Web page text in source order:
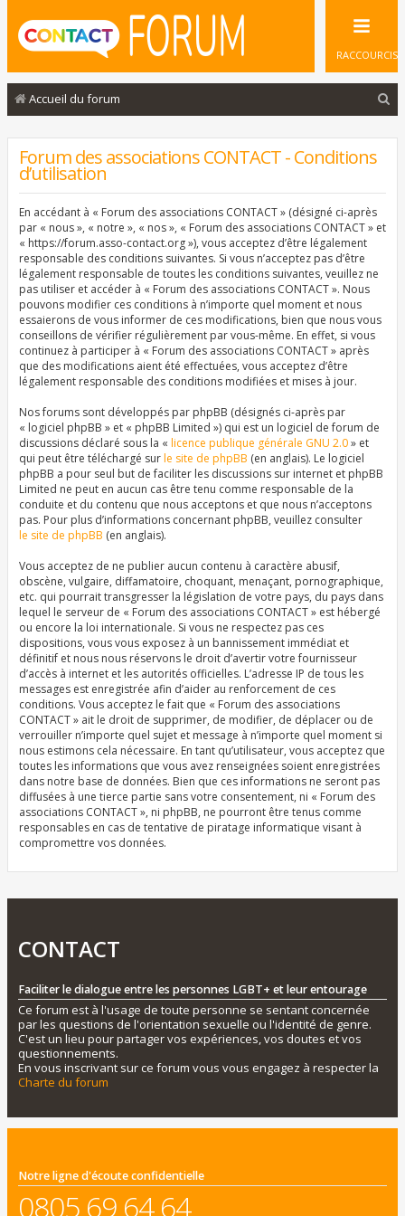
RACCOURCIS
Accueil du forum
Forum des associations CONTACT - Conditions
d’utilisation
En accédant à « Forum des associations CONTACT » (désigné ci-après
par « nous », « notre », « nos », « Forum des associations CONTACT » et
« https://forum.asso-contact.org »), vous acceptez d’être légalement
responsable des conditions suivantes. Si vous n’acceptez pas d’être
légalement responsable de toutes les conditions suivantes, veuillez ne
pas utiliser et accéder à « Forum des associations CONTACT ». Nous
pouvons modifier ces conditions à n’importe quel moment et nous
essaierons de vous informer de ces modifications, bien que nous vous
conseillons de vérifier régulièrement par vous-même. En effet, si vous
continuez à participer à « Forum des associations CONTACT » après
que des modifications aient été effectuées, vous acceptez d’être
légalement responsable des conditions modifiées et mises à jour.
Nos forums sont développés par phpBB (désignés ci-après par
« logiciel phpBB » et « phpBB Limited ») qui est un logiciel de forum de
discussions déclaré sous la « licence publique générale GNU 2.0» et
qui peut être téléchargé surle site de phpBB (en anglais). Le logiciel
phpBB a pour seul but de faciliter les discussions sur internet et phpBB
Limited ne peut en aucun cas être tenu comme responsable de la
conduite et du contenu que nous acceptons et que nous n’acceptons
pas. Pour plus d’informations concernant phpBB, veuillez consulter
le site de phpBB (en anglais).
Vous acceptez de ne publier aucun contenu à caractère abusif,
obscène, vulgaire, diffamatoire, choquant, menaçant, pornographique,
etc. qui pourrait transgresser la législation de votre pays, du pays dans
lequel le serveur de « Forum des associations CONTACT » est hébergé
ou encore la loi internationale. Si vous ne respectez pas ces
dispositions, vous vous exposez à un bannissement immédiat et
définitif et nous nous réservons le droit d’avertir votre fournisseur
d’accès à internet et les autorités officielles. L’adresse IP de tous les
messages est enregistrée afin d’aider au renforcement de ces
conditions. Vous acceptez le fait que « Forum des associations
CONTACT » ait le droit de supprimer, de modifier, de déplacer ou de
verrouiller n’importe quel sujet et message à n’importe quel moment si
nous estimons cela nécessaire. En tant qu’utilisateur, vous acceptez que
toutes les informations que vous avez renseignées soient enregistrées
dans notre base de données. Bien que ces informations ne seront pas
diffusées à une tierce partie sans votre consentement, ni « Forum des
associations CONTACT », ni phpBB, ne pourront être tenus comme
responsables en cas de tentative de piratage informatique visant à
compromettre vos données.
CONTACT
Faciliter le dialogue entre les personnes LGBT+ et leur entourage
Ce forum est à l'usage de toute personne se sentant concernée
par les questions de l'orientation sexuelle ou l'identité de genre.
C'est un lieu pour partager vos expériences, vos doutes et vos
questionnements.
En vous inscrivant sur ce forum vous vous engagez à respecter la
Charte du forum
Notre ligne d'écoute confidentielle
0805 69 64 64